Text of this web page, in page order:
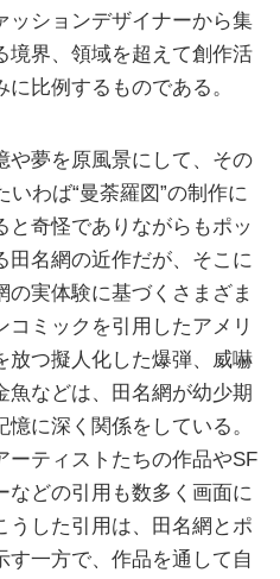
ッションデザイナーから集
境界、領域を超えて創作活
比例するものである。
や夢を原風景にして、その
わば“曼荼羅図”の制作に
奇怪でありながらもポッ
田名網の近作だが、そこに
実体験に基づくさまざま
ミックを引用したアメリ
放つ擬人化した爆弾、威嚇
魚などは、田名網が幼少期
に深く関係をしている。
ーティストたちの作品やSF
などの引用も数多く画面に
うした引用は、田名網とポ
す一方で、作品を通して自